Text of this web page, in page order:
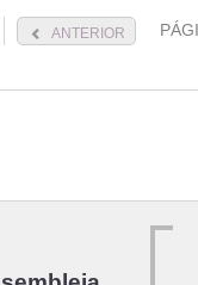
ANTERIOR